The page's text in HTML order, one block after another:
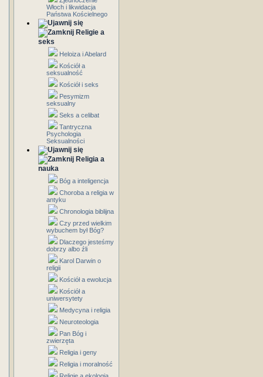
Włoch i likwidacja
Państwa Kościelnego
Religie a
seks
Heloiza i Abelard
Kościół a
seksualność
Kościół i seks
Pesymizm
seksualny
Seks a celibat
Tantryczna
Psychologia
Seksualności
Religia a
nauka
Bóg a inteligencja
Choroba a religia w
antyku
Chronologia biblijna
Czy przed wielkim
wybuchem był Bóg?
Dlaczego jesteśmy
dobrzy albo źli
Karol Darwin o
religii
Kościół a ewolucja
Kościół a
uniwersytety
Medycyna i religia
Neuroteologia
Pan Bóg i
zwierzęta
Religia i geny
Religia i moralność